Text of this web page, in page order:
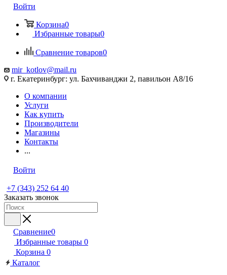
Войти
Корзина0
Избранные товары0
Сравнение товаров0
mir_kotlov@mail.ru
г. Екатеринбург: ул. Бахчиванджи 2, павильон А8/16
О компании
Услуги
Как купить
Производители
Магазины
Контакты
...
Войти
+7 (343) 252 64 40
Заказать звонок
Сравнение0
Избранные товары 0
Корзина 0
Каталог